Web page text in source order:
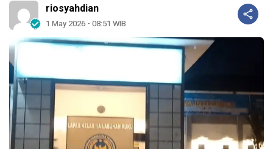
riosyahdian
1 May 2026 - 08:51 WIB